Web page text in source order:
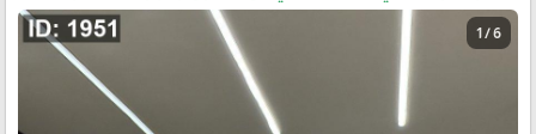
1 / 6